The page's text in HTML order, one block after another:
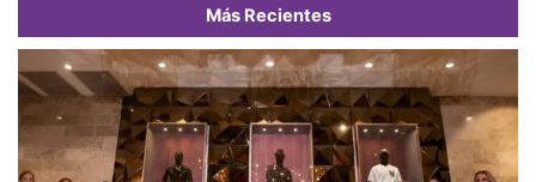
Más Recientes